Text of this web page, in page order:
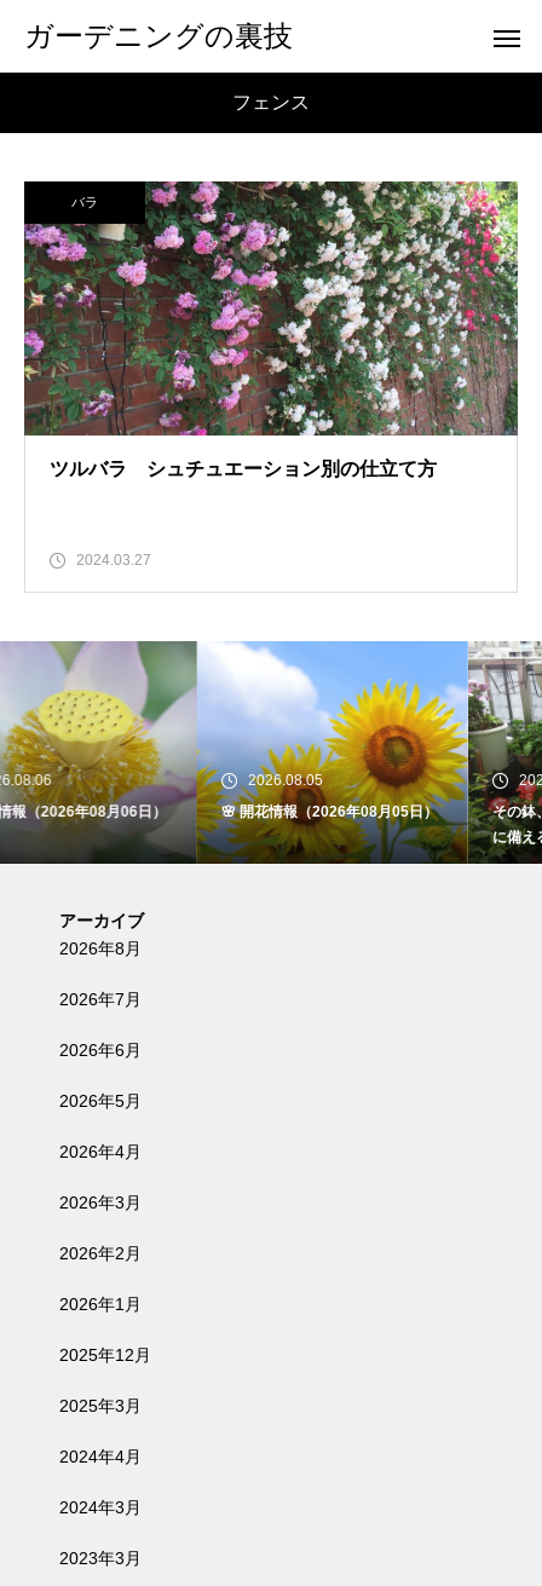
ガーデニングの裏技
フェンス
バラ
ツルバラ シュチュエーション別の仕立て方
2024.03.27
2026.08.05
🌸 開花情報（2026年08月05日）
2026.08.05
その鉢、落ちてきませんか 地震
に備えるベランダと庭の安全点検
アーカイブ
2026年8月
2026年7月
2026年6月
2026年5月
2026年4月
2026年3月
2026年2月
2026年1月
2025年12月
2025年3月
2024年4月
2024年3月
2023年3月